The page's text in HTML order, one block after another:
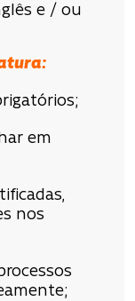
e / ou
:
em
nos